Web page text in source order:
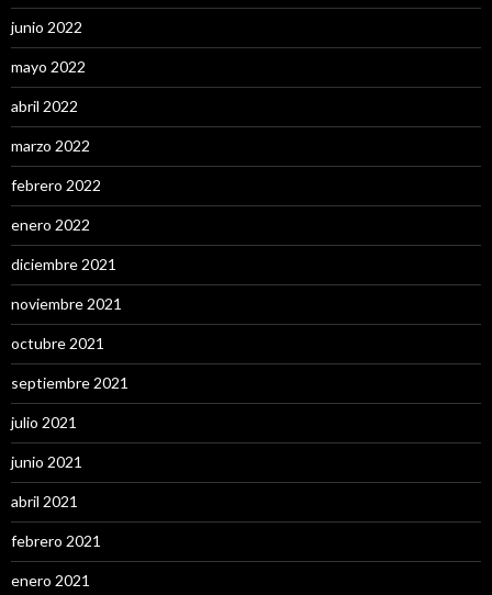
junio 2022
mayo 2022
abril 2022
marzo 2022
febrero 2022
enero 2022
diciembre 2021
noviembre 2021
octubre 2021
septiembre 2021
julio 2021
junio 2021
abril 2021
febrero 2021
enero 2021